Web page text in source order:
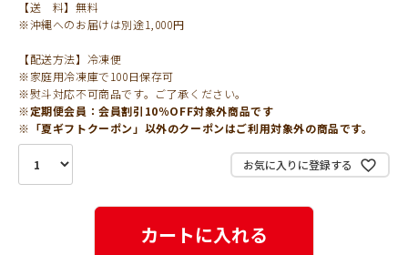
【送 料】無料
※沖縄へのお届けは別途1,000円
【配送方法】冷凍便
※家庭用冷凍庫で100日保存可
※熨斗対応不可商品です。ご了承ください。
※定期便会員：会員割引10％OFF対象外商品です
※「夏ギフトクーポン」以外のクーポンはご利用対象外の商品です。
お気に入りに登録する
カートに入れる